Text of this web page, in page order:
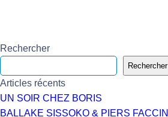
Rechercher
Rechercher
Articles récents
UN SOIR CHEZ BORIS
BALLAKE SISSOKO & PIERS FACCINI